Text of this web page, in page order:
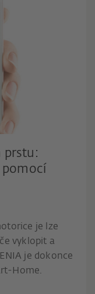
prstu:
je lze
vyklopit a
je dokonce
Home.